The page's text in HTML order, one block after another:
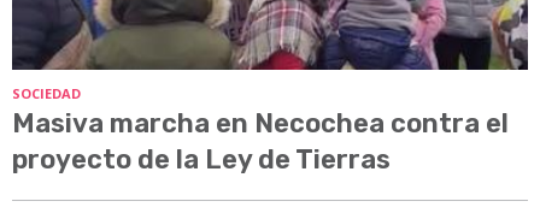
SOCIEDAD
Masiva marcha en Necochea contra el
proyecto de la Ley de Tierras